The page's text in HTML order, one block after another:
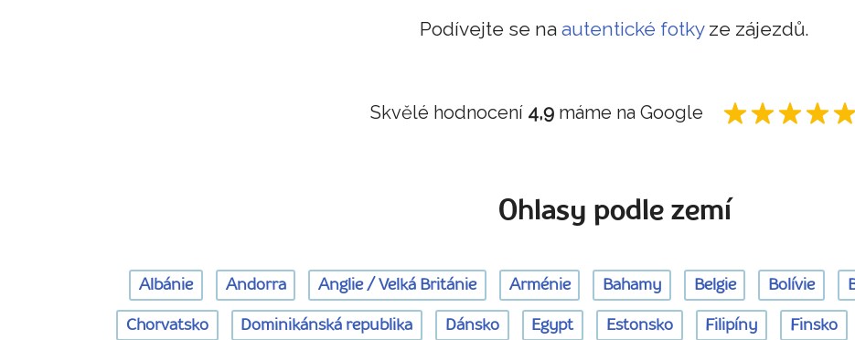
Podívejte se na autentické fotkyze zájezdů.
Skvělé hodnocení 4,9 máme na Google
Ohlasy podle zemí
Albánie Andorra Anglie / Velká Británie Arménie Bahamy Belgie Bolívie
Chorvatsko Dominikánská republika Dánsko Egypt Estonsko Filipíny Finsko